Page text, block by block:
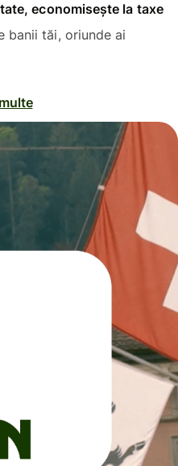
economisește la taxe
banii tăi, oriunde ai